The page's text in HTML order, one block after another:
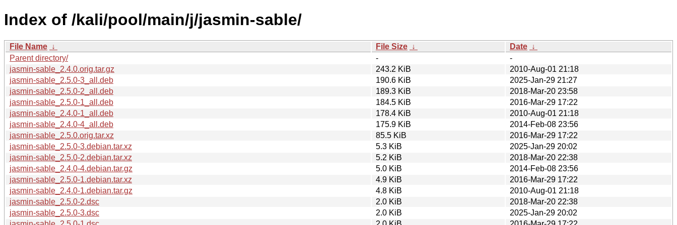
Index of /kali/pool/main/j/jasmin-sable/
File Name ↓ File Size ↓ Date ↓
Parent directory/
-
-
jasmin-sable_2.4.0.orig.tar.gz
243.2 KiB
2010-Aug-01 21:18
jasmin-sable_2.5.0-3_all.deb
190.6 KiB
2025-Jan-29 21:27
jasmin-sable_2.5.0-2_all.deb
189.3 KiB
2018-Mar-20 23:58
jasmin-sable_2.5.0-1_all.deb
184.5 KiB
2016-Mar-29 17:22
jasmin-sable_2.4.0-1_all.deb
178.4 KiB
2010-Aug-01 21:18
jasmin-sable_2.4.0-4_all.deb
175.9 KiB
2014-Feb-08 23:56
jasmin-sable_2.5.0.orig.tar.xz
85.5 KiB
2016-Mar-29 17:22
jasmin-sable_2.5.0-3.debian.tar.xz
5.3 KiB
2025-Jan-29 20:02
jasmin-sable_2.5.0-2.debian.tar.xz
5.2 KiB
2018-Mar-20 22:38
jasmin-sable_2.4.0-4.debian.tar.gz
5.0 KiB
2014-Feb-08 23:56
jasmin-sable_2.5.0-1.debian.tar.xz
4.9 KiB
2016-Mar-29 17:22
jasmin-sable_2.4.0-1.debian.tar.gz
4.8 KiB
2010-Aug-01 21:18
jasmin-sable_2.5.0-2.dsc
2.0 KiB
2018-Mar-20 22:38
jasmin-sable_2.5.0-3.dsc
2.0 KiB
2025-Jan-29 20:02